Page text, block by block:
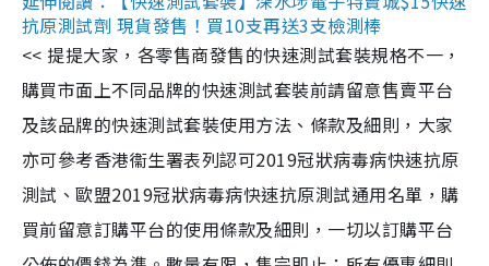
抗原測試劑 現貨發售！買10支再送3支檢測棒
<< 提提大家，各零售商發售的快速測試套裝規格不一，
購買市面上不同品牌的快速測試套裝前請留意售賣平台
及該品牌的快速測試套裝使用方法、條款及細則，大家
亦可參考香港衞生署表列認可2019冠狀病毒病快速抗原
測試、歐盟2019冠狀病毒病快速抗原測試通用名單，購
買前留意訂購平台的使用條款及細則，一切以訂購平台